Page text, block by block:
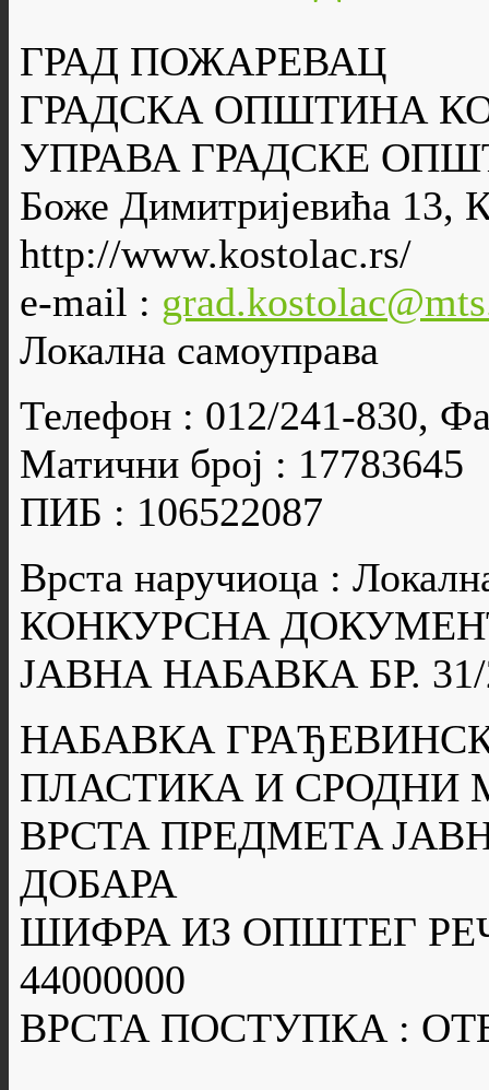
ГРАД ПОЖАРЕВАЦ
ГРАДСКА ОПШТИНА
УПРАВА ГРАДСКЕ
Боже Димитријевића 13,
http://www.kostolac.rs/
e-mail :
Локална самоуправа
Телефон : 012/241-830,
Матични број : 17783645
ПИБ : 106522087
Врста наручиоца :
КОНКУРСНА
ЈАВНА НАБАВКА БР. 31/
НАБАВКА
ПЛАСТИКА И СРОДНИ
ВРСТА ПРЕДМЕТA
ДОБАРА
ШИФРА ИЗ ОПШТЕГ
44000000
ВРСТА ПОСТУПКА :